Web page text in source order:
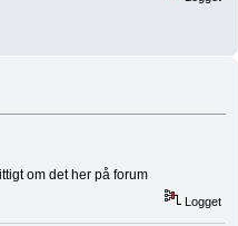
om det her på forum
Logget